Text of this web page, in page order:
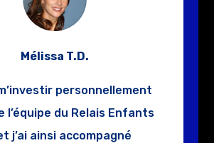
Mélissa T.D.
personnellement
l’équipe du Relais Enfants
j’ai ainsi accompagné